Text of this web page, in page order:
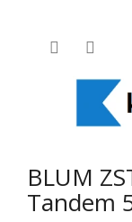
BLUM
Tandem